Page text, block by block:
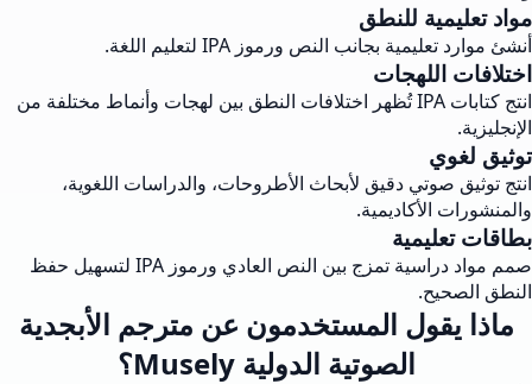
مواد تعليمية للنطق
أنشئ موارد تعليمية بجانب النص ورموز IPA لتعليم اللغة.
اختلافات اللهجات
انتج كتابات IPA تُظهر اختلافات النطق بين لهجات وأنماط مختلفة من
الإنجليزية.
توثيق لغوي
انتج توثيق صوتي دقيق لأبحاث الأطروحات، والدراسات اللغوية،
والمنشورات الأكاديمية.
بطاقات تعليمية
صمم مواد دراسية تمزج بين النص العادي ورموز IPA لتسهيل حفظ
النطق الصحيح.
ماذا يقول المستخدمون عن مترجم الأبجدية
الصوتية الدولية Musely؟